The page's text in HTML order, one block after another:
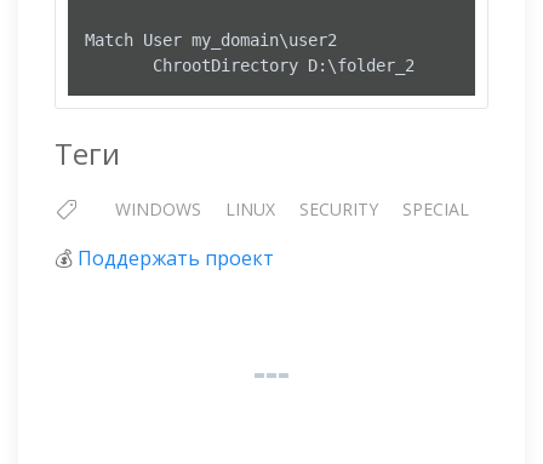
Match User my_domain\user2
       ChrootDirectory D:\folder_2
Теги
WINDOWS LINUX SECURITY SPECIAL
💰 Поддержать проект